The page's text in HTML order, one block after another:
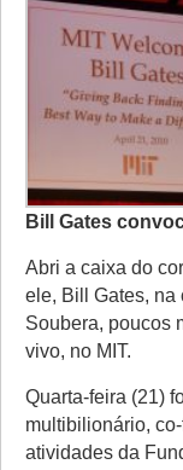
Bill Gates
Abri a caixa do
ele, Bill Gates, na
Soubera, poucos
vivo, no MIT.
Quarta-feira (21)
multibilionário,
atividades da